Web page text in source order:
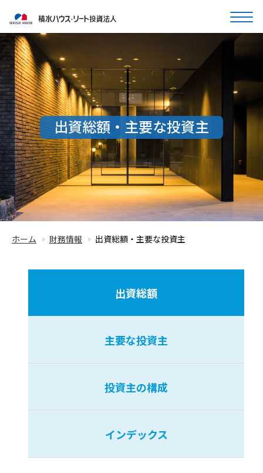
出資総額・主要な投資主
ホーム 財務情報 出資総額・主要な投資主
出資総額
主要な投資主
投資主の構成
インデックス